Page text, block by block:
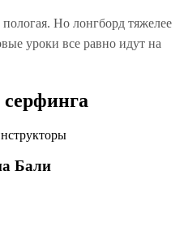
Но лонгборд тяжелее
уроки все равно идут на
серфинга
Бали